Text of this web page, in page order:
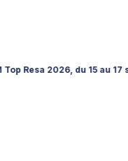
du 15 au 17